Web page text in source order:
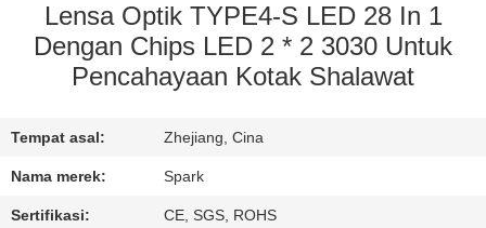
KONTROL
KUALITAS
HUBUNGI
KAMI
Lensa Optik TYPE4-S LED 28 In 1
Dengan Chips LED 2 * 2 3030 Untuk
Pencahayaan Kotak Shalawat
Tempat asal: Zhejiang, Cina
Nama merek: Spark
Sertifikasi: CE, SGS, ROHS